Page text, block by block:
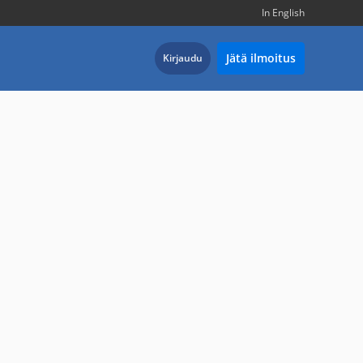
In English
Kirjaudu Jätä ilmoitus